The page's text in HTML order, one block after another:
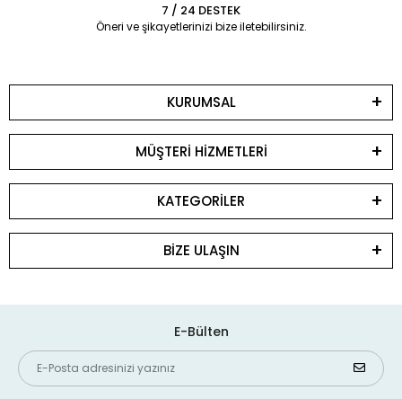
7 / 24 DESTEK
Öneri ve şikayetlerinizi bize iletebilirsiniz.
KURUMSAL
MÜŞTERİ HİZMETLERİ
KATEGORİLER
BİZE ULAŞIN
E-Bülten